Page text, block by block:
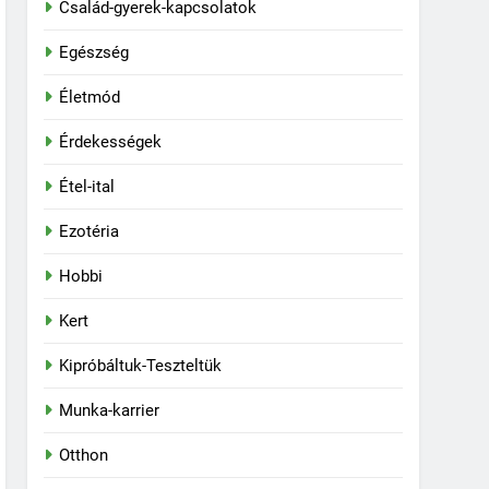
Család-gyerek-kapcsolatok
Egészség
Életmód
Érdekességek
Étel-ital
Ezotéria
Hobbi
Kert
Kipróbáltuk-Teszteltük
Munka-karrier
Otthon